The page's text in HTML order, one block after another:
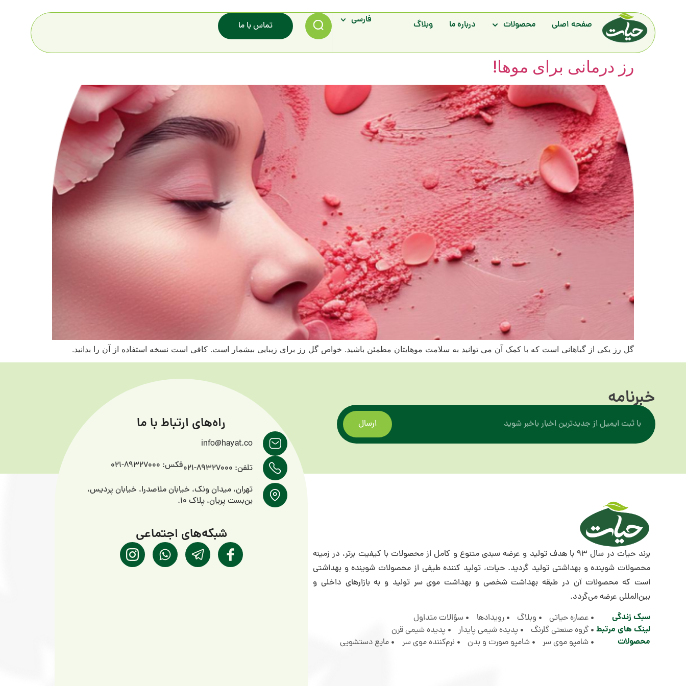
صفحه اصلی محصولات درباره ما وبلاگ فارسی تماس با ما
رز درمانی برای موها!
گل رز یکی از گیاهانی است که با کمک آن می توانید به سلامت موهایتان مطمئن باشید. خواص گل رز برای زیبایی بیشمار است. کافی است نسخه استفاده از آن را بدانید.
خبرنامه
ارسال
برند حیات در سال 93 با هدف تولید و عرضه سبدی متنوع و کامل از محصولات با کیفیت برتر، در زمینه
محصولات شوینده و بهداشتی تولید گردید. حیات، تولید کننده طیفی از محصولات شوینده و بهداشتی
است که محصولات آن در طبقه بهداشت شخصی و بهداشت موی سر تولید و به بازار‌های داخلی و
بین‌المللی عرضه می‌گردد.
سبک زندگی عصاره حیاتی وبلاگ رویدادها سؤالات متداول
لینک های مرتبط گروه صنعتی گلرنگ پدیده شیمی پایدار پدیده شیمی قرن
محصولات شامپو موی سر شامپو صورت و بدن نرم‌کننده موی سر مایع دستشویی
راه‌های ارتباط با ما
info@hayat.co
تلفن: 89327000-021
فکس: 89327000-021
تهران، میدان ونک، خیابان ملاصدرا، خیابان پردیس،
بن‌بست پریان، پلاک ۱۰.
شبکه‌های اجتماعی